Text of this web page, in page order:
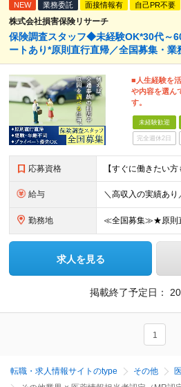
NEW 業務委託 面接情報有 自己PR不要
株式会社損害保険リサーチ
保険調査スタッフ◆未経験OK*30代～
ートあり*原則直行直帰／全国募集・業
■人生経験を
や内容を選ん
す。
未経験歓迎
完全週休2日
応募資格
給与
勤務地
求人を見る
掲載終了予定日：
1
転職・求人情報サイトのtype その他